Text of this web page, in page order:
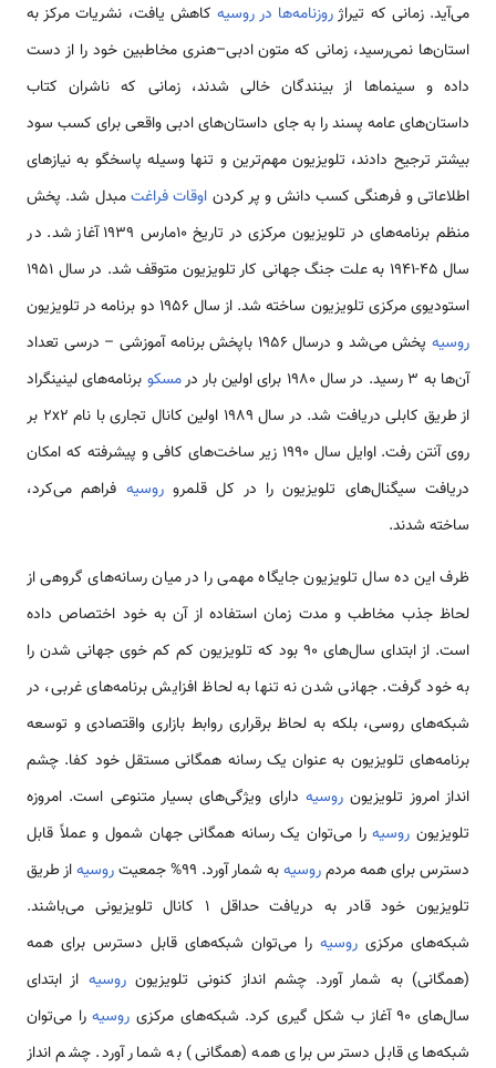
می‌آید. زمانی که تیراژروزنامه‌ها در روسیه کاهش یافت، نشریات مرکز به
استان‌ها نمی‌رسید، زمانی که متون ادبی–هنری مخاطبین خود را از دست
داده و سینماها از بینندگان خالی شدند، زمانی که ناشران کتاب
داستان‌های عامه پسند را به جای داستان‌های ادبی واقعی برای کسب سود
بیشتر ترجیح دادند، تلویزیون مهم‌ترین و تنها وسیله پاسخگو به نیازهای
اطلاعاتی و فرهنگی کسب دانش و پر کردن اوقات فراغتمبدل شد. پخش
منظم برنامه‌های در تلویزیون مرکزی در تاریخ 10مارس 1939 آغاز شد. در
سال 45-1941 به علت جنگ جهانی کار تلویزیون متوقف شد. در سال 1951
استودیوی مرکزی تلویزیون ساخته شد. از سال 1956 دو برنامه در تلویزیون
روسیه
پخش می‌شد و درسال 1956 باپخش برنامه آموزشی – درسی تعداد
آن‌ها به 3 رسید. در سال 1980 برای اولین بار در
مسکو برنامه‌های لینینگراد
از طریق کابلی دریافت شد. در سال 1989 اولین کانال تجاری با نام 2x2 بر
روی آنتن رفت. اوایل سال 1990 زیر ساخت‌های کافی و پیشرفته که امکان
دریافت سیگنال‌های تلویزیون را در کل قلمروروسیه فراهم می‌کرد،
ساخته شدند.
ظرف این ده سال تلویزیون جایگاه مهمی را در میان رسانه‌های گروهی از
لحاظ جذب مخاطب و مدت زمان استفاده از آن به خود اختصاص داده
است. از ابتدای سال‌های 90 بود که تلویزیون کم کم خوی جهانی شدن را
به خود گرفت. جهانی شدن نه تنها به لحاظ افزایش برنامه‌های غربی، در
شبکه‌های روسی، بلکه به لحاظ برقراری روابط بازاری واقتصادی و توسعه
برنامه‌های تلویزیون به عنوان یک رسانه همگانی مستقل خود کفا. چشم
انداز امروز تلویزیون روسیه دارای ویژگی‌های بسیار متنوعی است. امروزه
تلویزیون روسیهرا می‌توان یک رسانه همگانی جهان شمول و عملاً قابل
دسترس برای همه مردمروسیهبه شمار آورد. 99% جمعیت روسیهاز طریق
تلویزیون خود قادر به دریافت حداقل 1 کانال تلویزیونی می‌باشند.
شبکه‌های مرکزی روسیه را می‌توان شبکه‌های قابل دسترس برای همه
(همگانی) به شمار آورد. چشم انداز کنونی تلویزیونروسیه از ابتدای
سال‌های 90 آغاز ب شکل گیری کرد. شبکه‌های مرکزی
روسیهرا می‌توان
شبکه‌های قابل دسترس برای همه (همگانی) به شمار آورد. چشم انداز